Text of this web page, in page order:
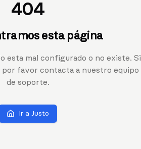
404
esta página
esta mal configurado o no existe. Si
por favor contacta a nuestro equipo
de soporte.
Ir a Justo